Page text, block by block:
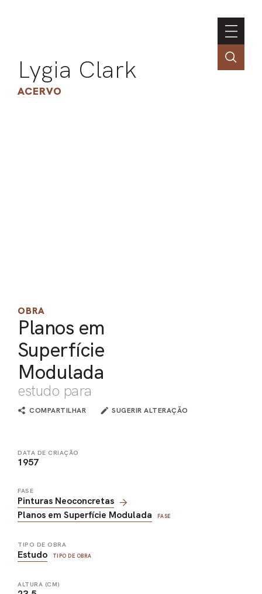
Lygia Clark
ACERVO
OBRA
Planos em
Superfície
Modulada
estudo para
COMPARTILHAR SUGERIR ALTERAÇÃO
DATA DE CRIAÇÃO
1957
FASE
Pinturas Neoconcretas
Planos em Superfície Modulada
FASE
TIPO DE OBRA
Estudo TIPO DE OBRA
ALTURA (CM)